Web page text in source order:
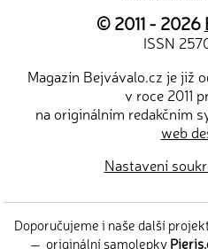
© 2011 - 2026
ISSN
Magazín Bejvávalo.cz je již
v roce 2011
na originálním redakčním
web
Nastavení
Doporučujeme i naše další
— originální samolepky